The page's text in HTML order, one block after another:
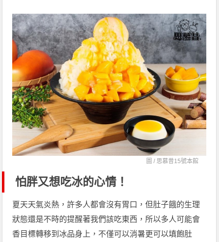
圖 / 思慕昔15號本館
怕胖又想吃冰的心情！
夏天天氣炎熱，許多人都會沒有胃口，但肚子餓的生理
狀態還是不時的提醒著我們該吃東西，所以多人可能會
香目標轉移到冰品身上，不僅可以消暑更可以填飽肚